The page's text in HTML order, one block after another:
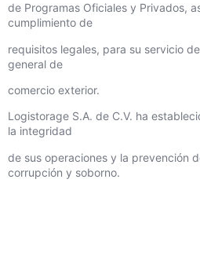
de Programas Oficiales y Privados,
cumplimiento de
requisitos legales, para su servicio
general de
comercio exterior.
Logistorage S.A. de C.V. ha
la integridad
de sus operaciones y la prevención
corrupción y soborno.